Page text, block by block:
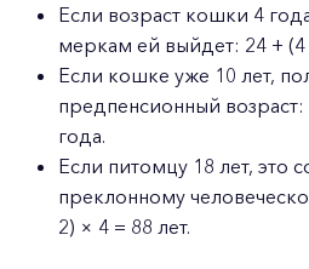
Если возраст кошки 4
меркам ей выйдет: 24 + (4
Если кошке уже 10 лет,
предпенсионный возраст:
года.
Если питомцу 18 лет, это
преклонному
2) × 4 = 88 лет.